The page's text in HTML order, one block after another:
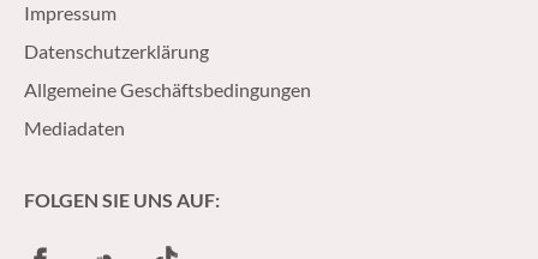
Impressum
Datenschutzerklärung
Allgemeine Geschäftsbedingungen
Mediadaten
FOLGEN SIE UNS AUF: